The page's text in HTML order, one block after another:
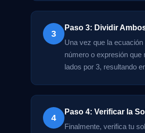
3
Paso 3: Dividir
Una vez que la
número o expresión que
lados por 3, resultando
4
Paso 4: Verificar la
Finalmente, verifica tu